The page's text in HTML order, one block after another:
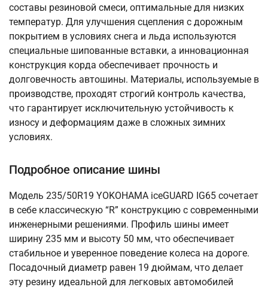
составы резиновой смеси, оптимальные для низких
температур. Для улучшения сцепления с дорожным
покрытием в условиях снега и льда используются
специальные шипованные вставки, а инновационная
конструкция корда обеспечивает прочность и
долговечность автошины. Материалы, используемые в
производстве, проходят строгий контроль качества,
что гарантирует исключительную устойчивость к
износу и деформациям даже в сложных зимних
условиях.
Подробное описание шины
Модель 235/50R19 YOKOHAMA iceGUARD IG65 сочетает
в себе классическую “R” конструкцию с современными
инженерными решениями. Профиль шины имеет
ширину 235 мм и высоту 50 мм, что обеспечивает
стабильное и уверенное поведение колеса на дороге.
Посадочный диаметр равен 19 дюймам, что делает
эту резину идеальной для легковых автомобилей